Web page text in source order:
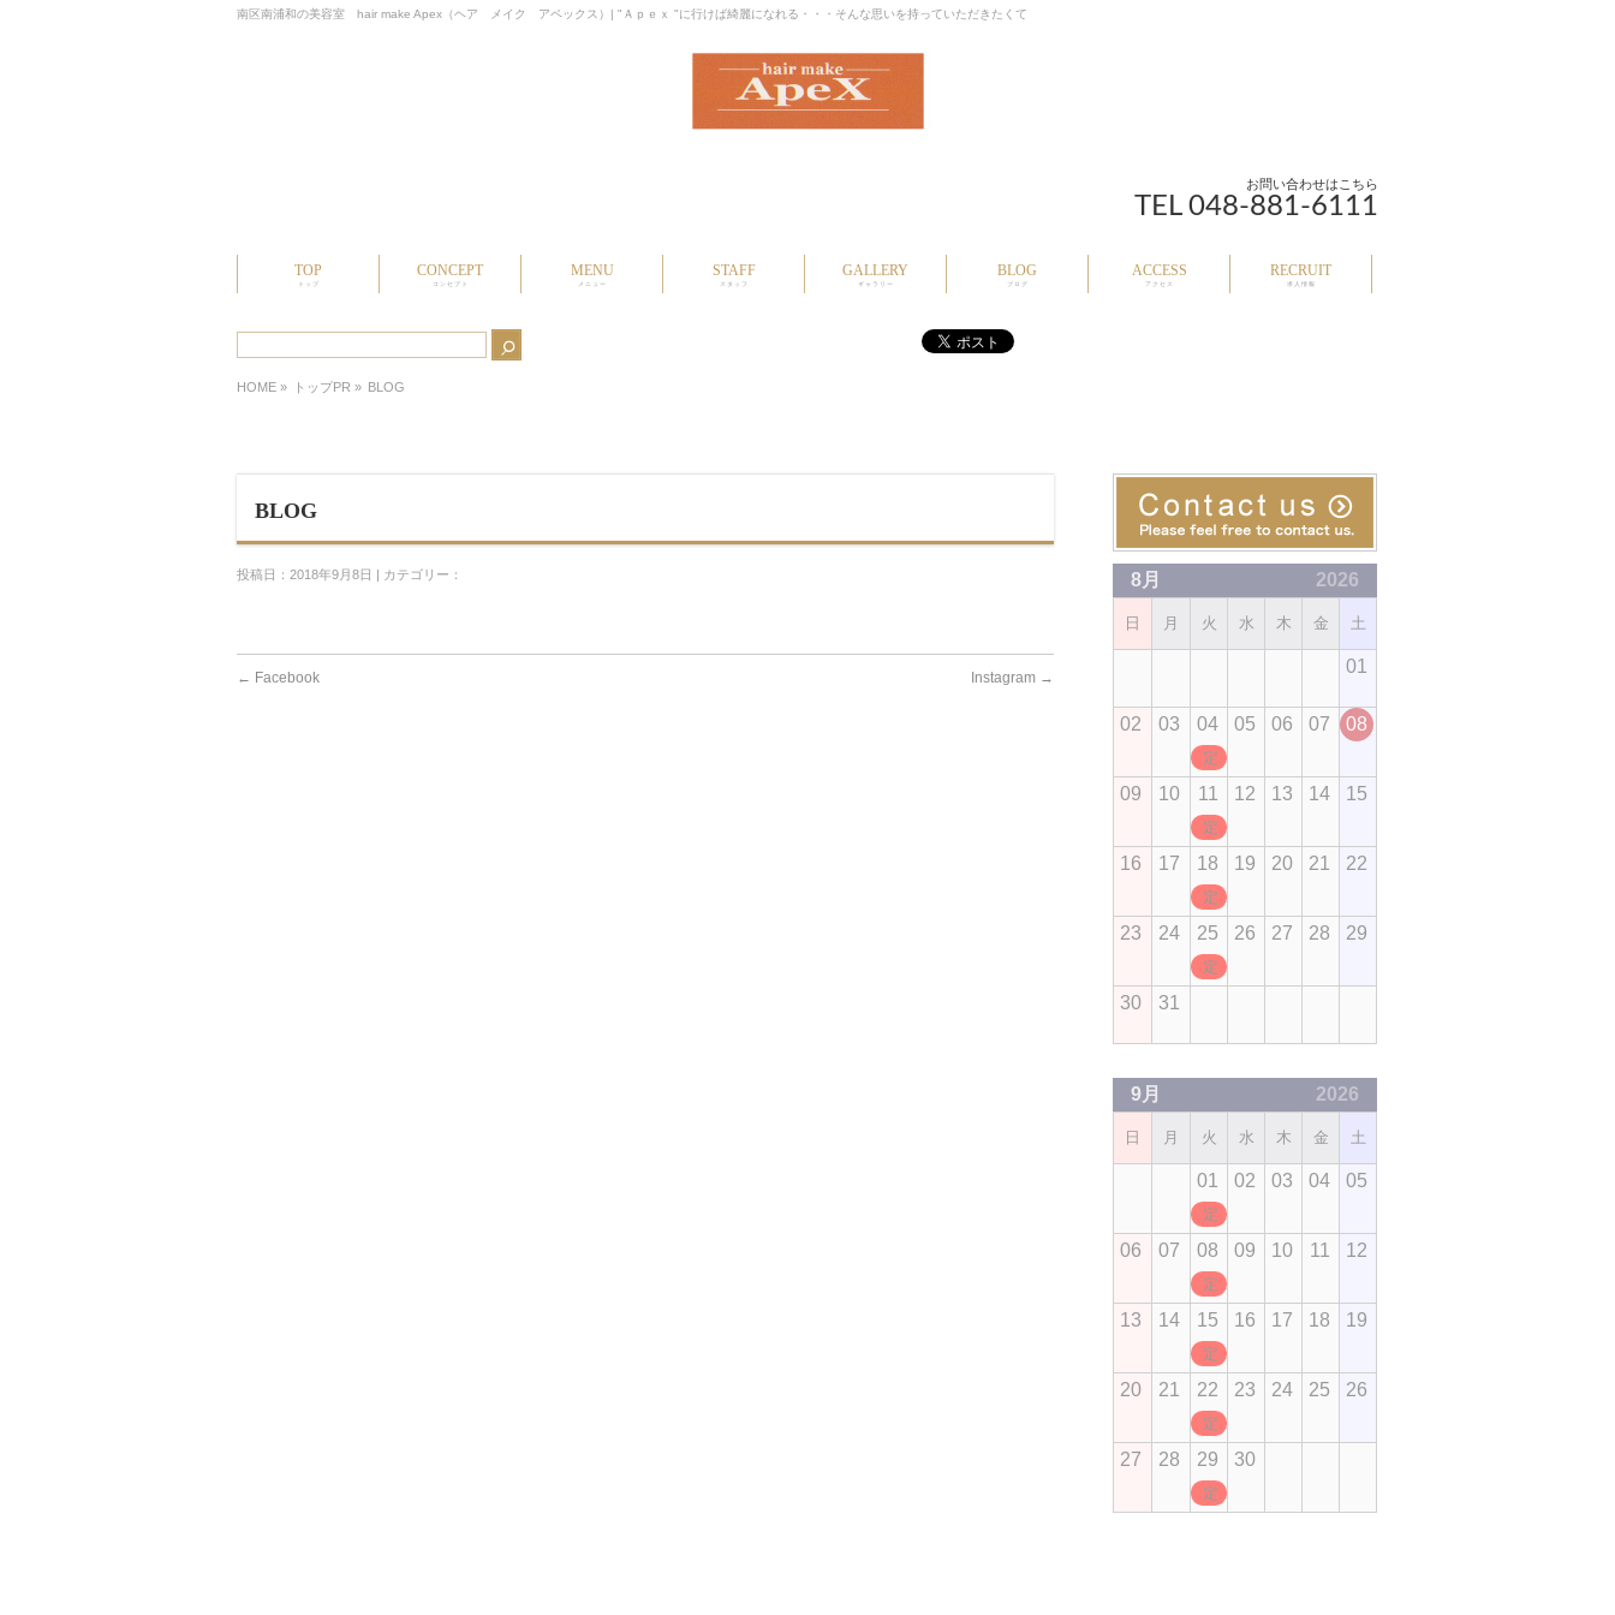
南区南浦和の美容室 hair make Apex（ヘア メイク アペックス）| "Ａｐｅｘ "に行けば綺麗になれる・・・そんな思いを持っていただきたくて
お問い合わせはこちら
TEL 048-881-6111
TOP
トップ
CONCEPT
コンセプト
MENU
メニュー
STAFF
スタッフ
GALLERY
ギャラリー
BLOG
ブログ
ACCESS
アクセス
RECRUIT
求人情報
HOME » トップPR » BLOG
BLOG
投稿日：2018年9月8日 | カテゴリー：
← Facebook Instagram →
8月 2026
日 月 火 水 木 金 土
01
02 03 04
定休日
05 06 07 08
09 10 11
定休日
12 13 14 15
16 17 18
定休日
19 20 21 22
23 24 25
定休日
26 27 28 29
30 31
9月 2026
日 月 火 水 木 金 土
01
定休日
02 03 04 05
06 07 08
定休日
09 10 11 12
13 14 15
定休日
16 17 18 19
20 21 22
定休日
23 24 25 26
27 28 29
定休日
30